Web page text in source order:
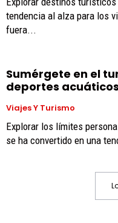
tendencia al alza para los
fuera...
Sumérgete en el
deportes
Viajes Y Turismo
Explorar los límites
se ha convertido en una